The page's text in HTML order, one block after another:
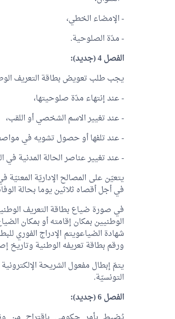
- الإمضاء الخطي،
- مدّة الصلوحية.
الفصل 4 (جديد):
يجب طلب تعويض بطاقة التعريف
- عند إنتهاء مدّة صلوحيتها،
- عند تغيير الاسم الشخصي أو اللقب،
- عند تلفها أو حصول تشويه في
- عند تغيير عناصر الحالة المدنية في
يتعيّن على المصالح الإداريّة
في أجل أقصاه ثلاثين يوما بحالة
في صورة ضياع بطاقة التعريف
الوطنيين بمكان إقامته أو بمكان
شهادة الضياعويتم الإدراج الفوري
ورقم بطاقة تعريفه الوطنية وتاريخ
يتمّ إبطال مفعول الشريحة
التونسيّة.
الفصل 6 (جديد):